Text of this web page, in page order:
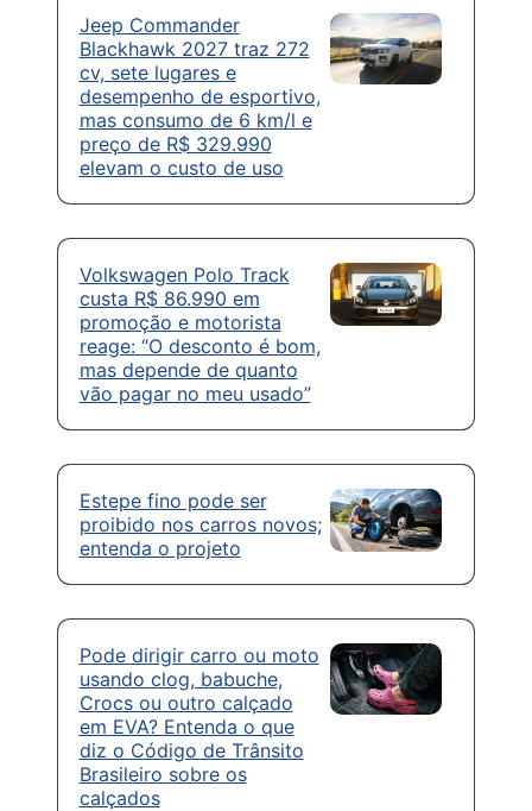
Jeep Commander
Blackhawk 2027 traz 272
cv, sete lugares e
desempenho de esportivo,
mas consumo de 6 km/l e
preço de R$ 329.990
elevam o custo de uso
Volkswagen Polo Track
custa R$ 86.990 em
promoção e motorista
reage: “O desconto é bom,
mas depende de quanto
vão pagar no meu usado”
Estepe fino pode ser
proibido nos carros novos;
entenda o projeto
Pode dirigir carro ou moto
usando clog, babuche,
Crocs ou outro calçado
em EVA? Entenda o que
diz o Código de Trânsito
Brasileiro sobre os
calçados